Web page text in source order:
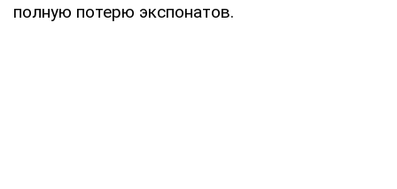
полную потерю экспонатов.